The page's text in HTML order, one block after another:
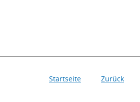
Startseite Zurück